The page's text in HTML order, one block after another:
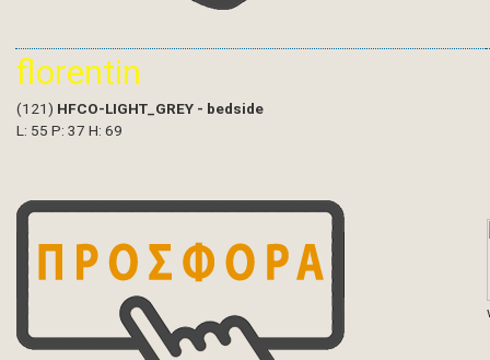
florentin
(121) HFCO-LIGHT_GREY - bedside
L: 55 P: 37 H: 69